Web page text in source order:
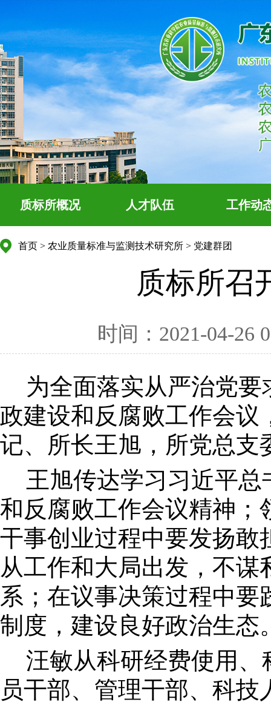
质标所概况 人才队伍 工作动
首页 > 农业质量标准与监测技术研究所 > 党建群团
质标所召
时间：2021-04-26
为全面落实从严治党要
政建设和反腐败工作会
记、所长王旭，所党总支
王旭传达学习习近平
和反腐败工作会议精神；
干事创业过程中要发扬敢
从工作和大局出发，不
系；在议事决策过程中
制度，建设良好政治生态
汪敏从科研经费使用
员干部、管理干部、科